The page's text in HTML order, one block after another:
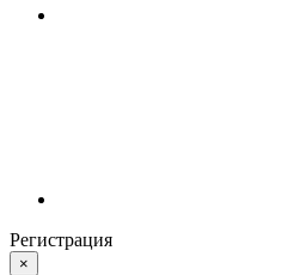
Регистрация
×